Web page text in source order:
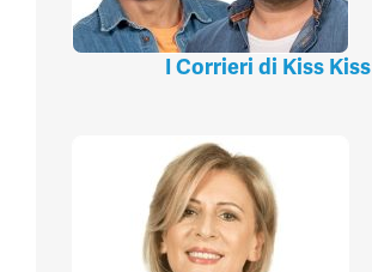
I Corrieri di Kiss Kiss